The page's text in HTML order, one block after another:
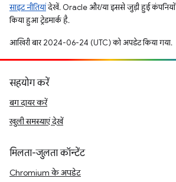
साइट नीतियांदेखें. Oracle और/या इससे जुड़ी हुई कंपनियों
किया हुआ ट्रेडमार्क है.
आखिरी बार 2024-06-24 (UTC) को अपडेट किया गया.
सहयोग करें
बग दायर करें
खुली समस्याएं देखें
मिलता-जुलता कॉन्टेंट
Chromium के अपडेट